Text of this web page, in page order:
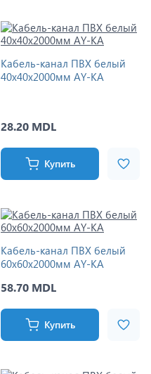
Кабель-канал ПВХ белый
40x40x2000мм AY-KA
28.20 MDL
Купить
Кабель-канал ПВХ белый
60x60x2000мм AY-KA
58.70 MDL
Купить